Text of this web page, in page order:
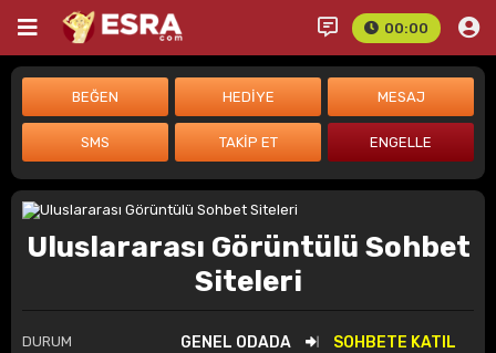
00:00
Uluslararası Görüntülü Sohbet
Siteleri
DURUM GENEL ODADA SOHBETE KATIL